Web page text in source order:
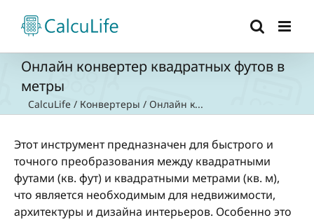
content
Онлайн конвертер квадратных футов в
метры
CalcuLife / Конвертеры / Онлайн к...
Этот инструмент предназначен для быстрого и
точного преобразования между квадратными
футами (кв. фут) и квадратными метрами (кв. м),
что является необходимым для недвижимости,
архитектуры и дизайна интерьеров. Особенно это